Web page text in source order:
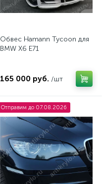
Обвес Hamann Tycoon для
BMW X6 E71
165 000 руб. /шт
Отправим до 07.08.2026